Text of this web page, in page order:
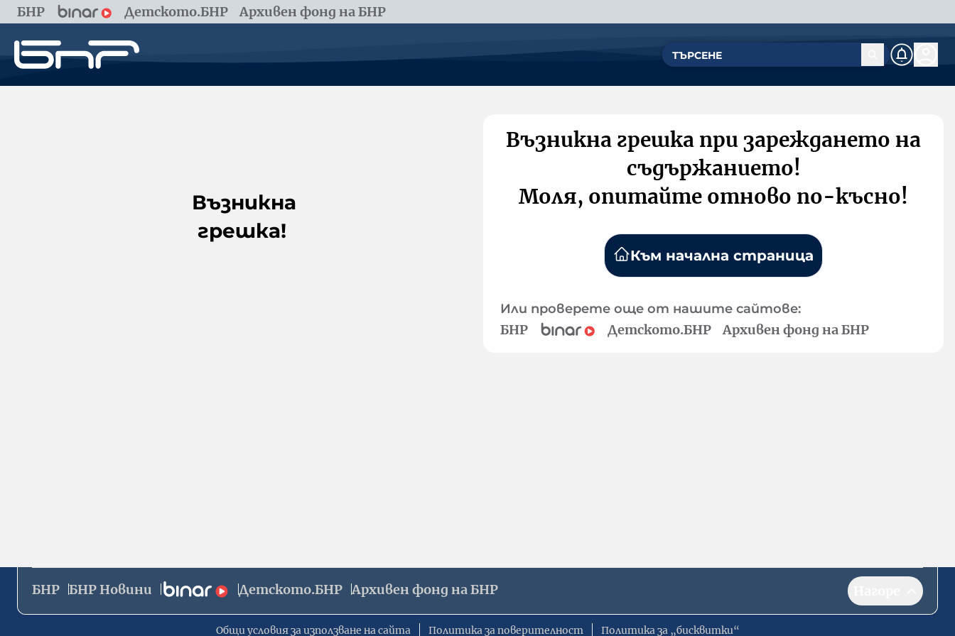
БНР Детското.БНР Архивен фонд на БНР
Възникна
грешка!
Възникна грешка при зареждането на
съдържанието!
Моля, опитайте отново по-късно!
Към начална страница
Или проверете още от нашите сайтове:
БНР Детското.БНР Архивен фонд на БНР
БНР БНР Новини Детското.БНР Архивен фонд на БНР
Общи условия за използване на сайта Политика за поверителност Политика за „бисквитки“